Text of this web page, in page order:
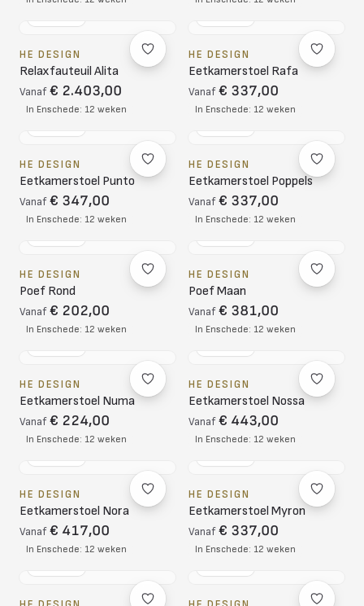
HE DESIGN
Relaxfauteuil Alita
Vanaf € 2.403,00
In Enschede: 12 weken
HE DESIGN
Eetkamerstoel Rafa
Vanaf € 337,00
In Enschede: 12 weken
HE DESIGN
Eetkamerstoel Punto
Vanaf € 347,00
In Enschede: 12 weken
HE DESIGN
Eetkamerstoel Poppels
Vanaf € 337,00
In Enschede: 12 weken
HE DESIGN
Poef Rond
Vanaf € 202,00
In Enschede: 12 weken
HE DESIGN
Poef Maan
Vanaf € 381,00
In Enschede: 12 weken
HE DESIGN
Eetkamerstoel Numa
Vanaf € 224,00
In Enschede: 12 weken
HE DESIGN
Eetkamerstoel Nossa
Vanaf € 443,00
In Enschede: 12 weken
HE DESIGN
Eetkamerstoel Nora
Vanaf € 417,00
In Enschede: 12 weken
HE DESIGN
Eetkamerstoel Myron
Vanaf € 337,00
In Enschede: 12 weken